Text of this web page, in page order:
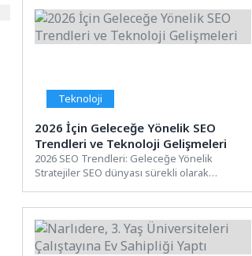
Teknoloji
2026 İçin Geleceğe Yönelik SEO
Trendleri ve Teknoloji Gelişmeleri
2026 SEO Trendleri: Geleceğe Yönelik
Stratejiler SEO dünyası sürekli olarak